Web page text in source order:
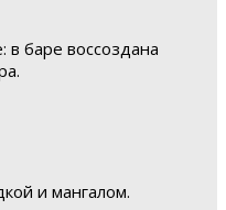
баре воссоздана
и мангалом.